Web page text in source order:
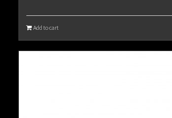
Add to cart